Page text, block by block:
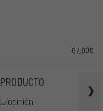
67,99€
opinión.